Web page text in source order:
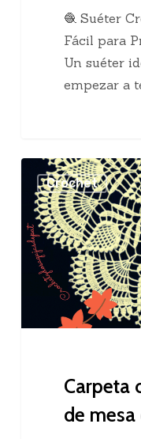
🧶 Suéter
Fácil para
Un suéter
empezar a
Carpeta
Centro
de
mesa
crochet
Crochet
Carpeta
de